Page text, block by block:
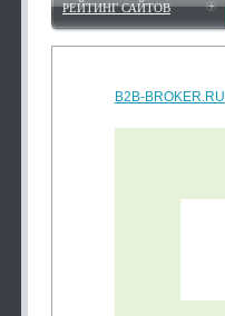
РЕЙТИНГ САЙТОВ
B2B-BROKER.RU